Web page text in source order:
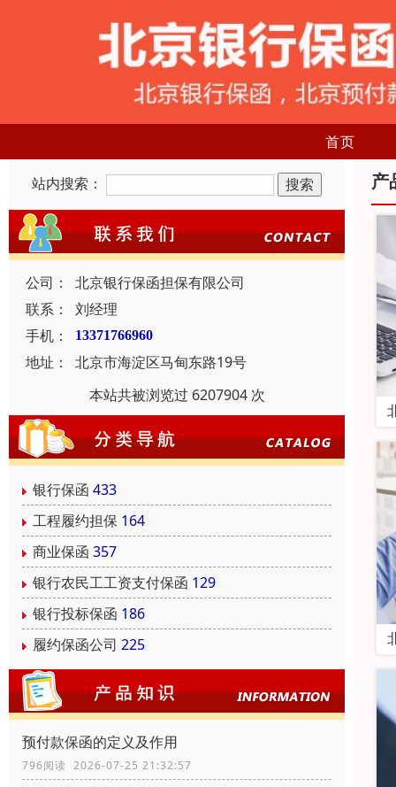
首页
站内搜索：
公司：
北京银行保函担保有限公司
联系：
刘经理
手机：
13371766960
地址：
北京市海淀区马甸东路19号
本站共被浏览过 6207904 次
银行保函 433
工程履约担保 164
商业保函 357
银行农民工工资支付保函 129
银行投标保函 186
履约保函公司 225
预付款保函的定义及作用
796阅读 2026-07-25 21:32:57
产